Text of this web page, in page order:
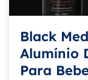
Black
Alumínio
Para